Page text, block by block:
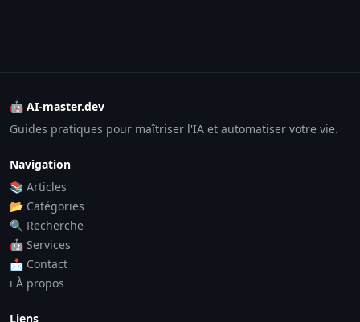
🤖 AI-master.dev
Guides pratiques pour maîtriser l'IA et automatiser votre vie.
Navigation
📚 Articles
📂 Catégories
🔍 Recherche
🤖 Services
📩 Contact
ℹ️ À propos
Liens